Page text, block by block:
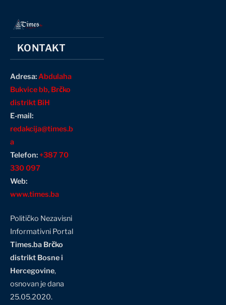
KONTAKT
Adresa:Abdulaha
Bukvice bb, Brčko
distrikt BiH
E-mail:
redakcija@times.b
a
Telefon:+387 70
330 097
Web:
www.times.ba
Političko Nezavisni
Informativni Portal
Times.ba Brčko
distrikt Bosne i
Hercegovine,
osnovan je dana
25.05.2020.